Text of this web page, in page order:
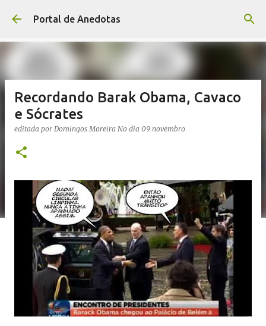
Avançar para o conteúdo principal
Portal de Anedotas
Recordando Barak Obama, Cavaco
e Sócrates
editada por Domingos Moreira No dia 09 novembro